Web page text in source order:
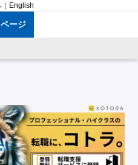
English
ージ